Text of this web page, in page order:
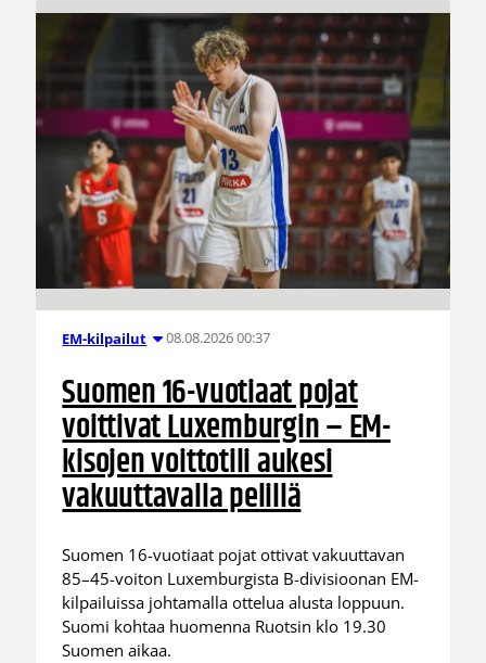
EM-kilpailut 08.08.2026 00:37
Suomen 16-vuotiaat pojat
voittivat Luxemburgin – EM-
kisojen voittotili aukesi
vakuuttavalla pelillä
Suomen 16-vuotiaat pojat ottivat vakuuttavan
85–45-voiton Luxemburgista B-divisioonan EM-
kilpailuissa johtamalla ottelua alusta loppuun.
Suomi kohtaa huomenna Ruotsin klo 19.30
Suomen aikaa.